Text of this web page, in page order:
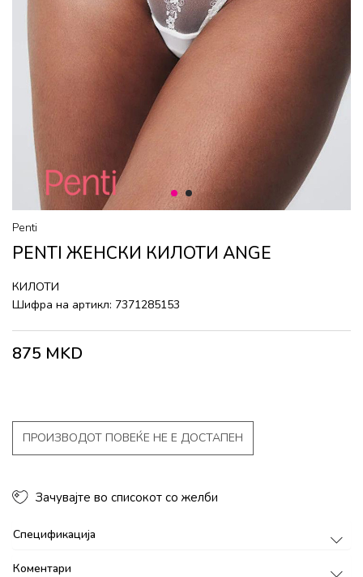
1 2
Penti
PENTI ЖЕНСКИ КИЛОТИ ANGE
КИЛОТИ
Шифра на артикл: 7371285153
875 MKD
ПРОИЗВОДОТ ПОВЕЌЕ НЕ Е ДОСТАПЕН
Зачувајте во списокот со желби
Спецификација
Коментари